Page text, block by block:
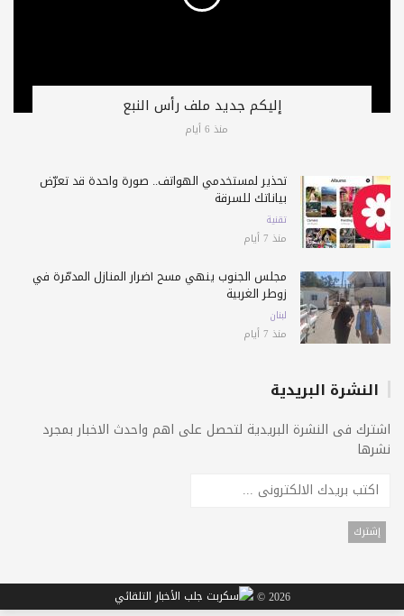
إليكم جديد ملف رأس النبع
منذ 6 أيام
تحذير لمستخدمي الهواتف.. صورة واحدة قد تعرّض
بياناتك للسرقة
تقنية
منذ 7 أيام
مجلس الجنوب ينهي مسح أضرار المنازل المدمّرة في
زوطر الغربية
لبنان
منذ 7 أيام
النشرة البريدية
اشترك فى النشرة البريدية لتحصل على اهم واحدث الاخبار بمجرد
نشرها
2026 ©